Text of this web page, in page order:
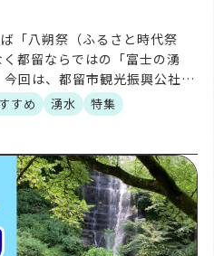
「八朔祭（ふるさと時代祭
都留ならではの「富士の湧
回は、都留市観光振興公社企
ご紹介します。 ご予約は都留
すめ 湧水
特集